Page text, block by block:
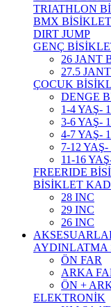
TRIATHLON
BMX
DIRT JUMP
GENÇ
26 JANT
27.5
ÇOCUK
DENGE
1-4 YAŞ-
3-6 YAŞ-
4-7 YAŞ-
7-12
11-16
FREERIDE
BİSİKLET
28 INC
29 INC
26 INC
AYDINLATMA
ÖN FAR
ARKA
ÖN +
ELEKTRONİK